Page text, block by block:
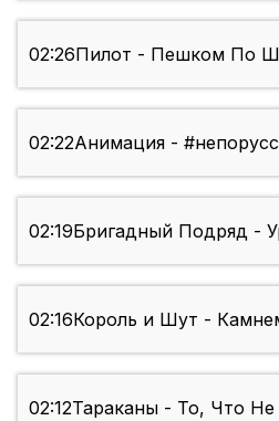
02:26Пилот - Пешком По
02:22Анимация -
02:19Бригадный Подряд -
02:16Король и Шут -
02:12Тараканы - То, Что Не